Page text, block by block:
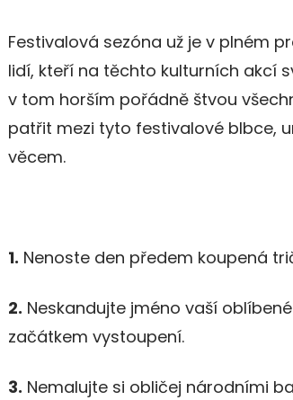
Festivalová sezóna už je v plném
lidí, kteří na těchto kulturních akcí
v tom horším pořádně štvou
patřit mezi tyto festivalové blbce,
věcem.
1. Nenoste den předem koupená
2. Neskandujte jméno vaší
začátkem vystoupení.
3. Nemalujte si obličej národními